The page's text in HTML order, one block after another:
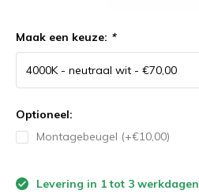
Maak een keuze: *
Optioneel:
Montagebeugel (+€10,00)
Levering in 1 tot 3 werkdagen